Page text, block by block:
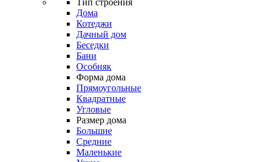
Тип строения
Дома
Котеджи
Дачный дом
Беседки
Бани
Особняк
Форма дома
Прямоугольные
Квадратные
Угловые
Размер дома
Большие
Средние
Маленькие